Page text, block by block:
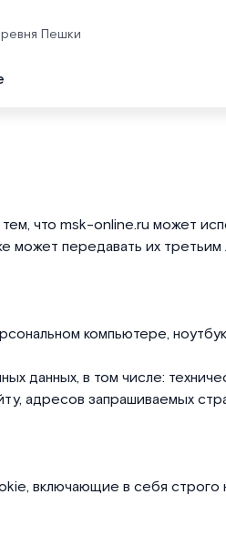
Пешки
что msk-online.ru может
передавать их
компьютере,
данных, в том числе:
адресов запрашиваемых
включающие в себя